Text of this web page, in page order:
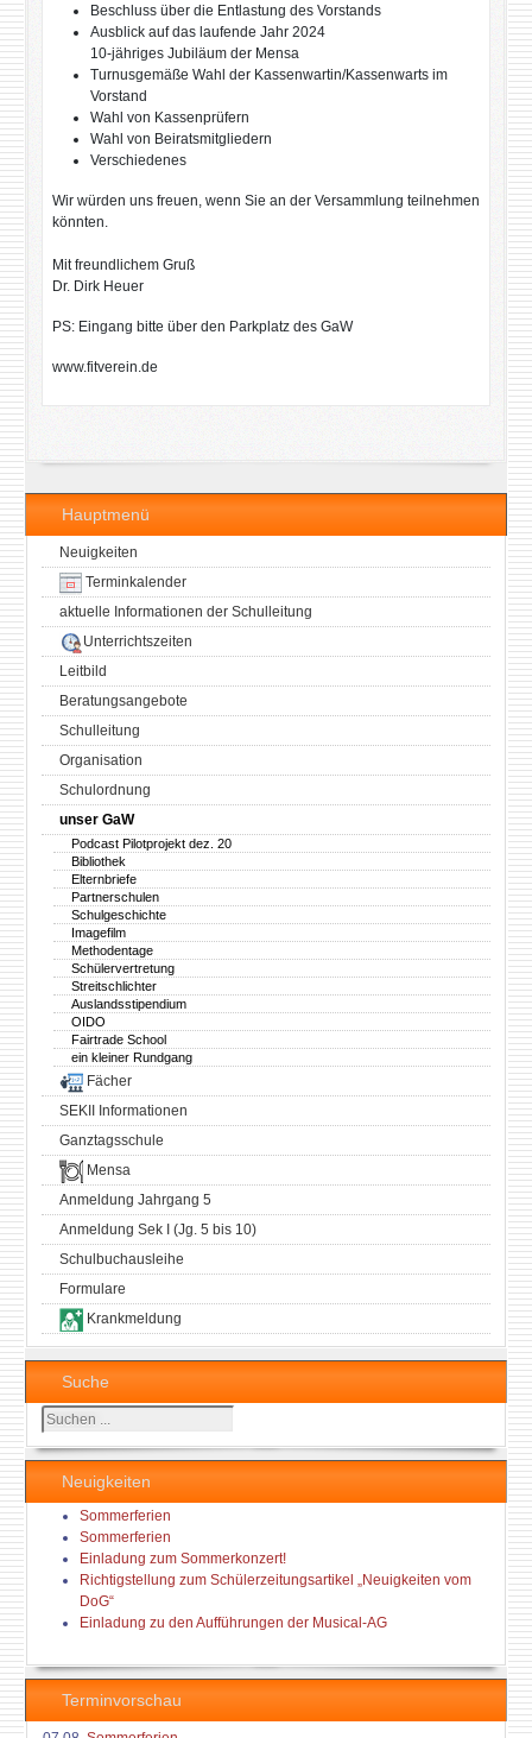
Hauptmenü
Neuigkeiten
Terminkalender
aktuelle Informationen der Schulleitung
Unterrichtszeiten
Leitbild
Beratungsangebote
Schulleitung
Organisation
Schulordnung
unser GaW
Podcast Pilotprojekt dez. 20
Bibliothek
Elternbriefe
Partnerschulen
Schulgeschichte
Imagefilm
Methodentage
Schülervertretung
Streitschlichter
Auslandsstipendium
OIDO
Fairtrade School
ein kleiner Rundgang
Fächer
SEKII Informationen
Ganztagsschule
Mensa
Anmeldung Jahrgang 5
Anmeldung Sek I (Jg. 5 bis 10)
Schulbuchausleihe
Formulare
Krankmeldung
Suche
Suchen
...
Neuigkeiten
Sommerferien
Sommerferien
Einladung zum Sommerkonzert!
Richtigstellung zum Schülerzeitungsartikel „Neuigkeiten vom
DoG“
Einladung zu den Aufführungen der Musical-AG
Terminvorschau
Beschluss über die Entlastung des Vorstands
Ausblick auf das laufende Jahr 2024
10-jähriges Jubiläum der Mensa
Turnusgemäße Wahl der Kassenwartin/Kassenwarts im
Vorstand
Wahl von Kassenprüfern
Wahl von Beiratsmitgliedern
Verschiedenes
Wir würden uns freuen, wenn Sie an der Versammlung teilnehmen
könnten.
Mit freundlichem Gruß
Dr. Dirk Heuer
PS: Eingang bitte über den Parkplatz des GaW
www.fitverein.de